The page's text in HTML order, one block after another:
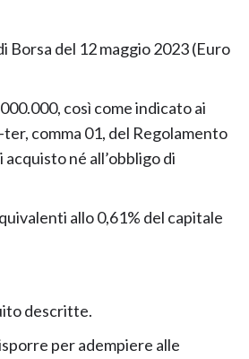
del 12 maggio 2023 (Euro
così come indicato ai
comma 01, del Regolamento
né all’obbligo di
allo 0,61% del capitale
descritte.
per adempiere alle